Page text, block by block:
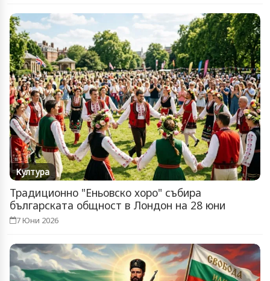
Култура
Традиционно "Еньовско хоро" събира
българската общност в Лондон на 28 юни
7 Юни 2026